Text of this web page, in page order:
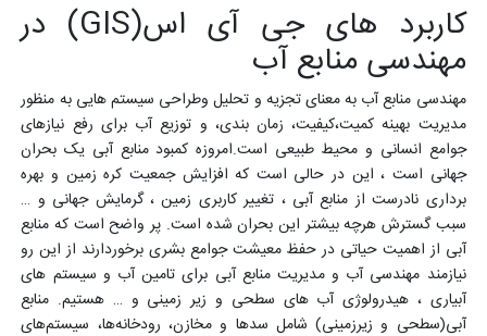
کاربرد های جی آی اس(GIS) در
مهندسی منابع آب
مهندسی منابع آب به معنای تجزیه و تحلیل وطراحی سیستم هایی به منظور
مدیریت بهینه کمیت،کیفیت، زمان بندی، و توزیع آب برای رفع نیازهای
جوامع انسانی و محیط طبیعی است.امروزه کمبود منابع آبی یک بحران
جهانی است ، این در حالی است که افزایش جمعیت کره زمین و بهره
برداری نادرست از منابع آبی ، تغییر کاربری زمین ، گرمایش جهانی و …
سبب گسترش هرچه بیشتر این بحران شده است. پر واضح است که منابع
آبی از اهمیت حیاتی در حفظ معیشت جوامع بشری برخوردارند از این رو
نیازمند مهندسی آب و مدیریت منابع آبی برای تامین آب و سیستم های
آبیاری ، هیدرولوژی آب های سطحی و زیر زمینی و … هستیم. منابع
آبی(سطحی و زیرزمینی) شامل سدها و مخازن، رودخانه‌ها، سیستم‌های